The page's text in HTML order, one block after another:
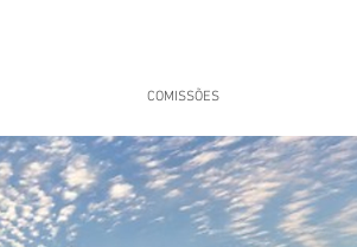
COMISSÕES